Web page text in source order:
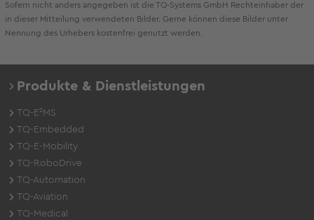
Sofern nicht anders angegeben ist die TQ-Systems GmbH Rechteinhaber der
in dieser Mitteilung verwendeten Bilder. Gerne können diese Bilder unter
Nennung des Urhebers kostenfrei genutzt werden.
Produkte & Dienstleistungen
TQ-E²MS
TQ-Embedded
TQ-E-Mobility
TQ-RoboDrive
TQ-Automation
TQ-Aviation
TQ-Medical